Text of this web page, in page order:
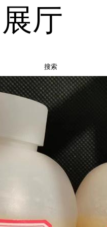
厅
搜索